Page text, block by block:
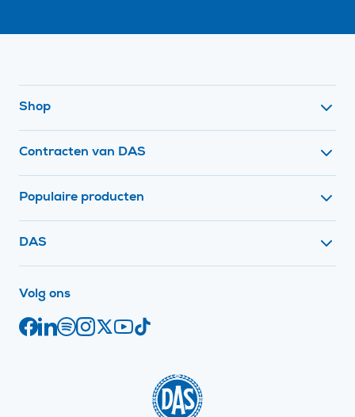
Shop
Contracten van DAS
Populaire producten
Contact met
DAS
Volg ons
op social media